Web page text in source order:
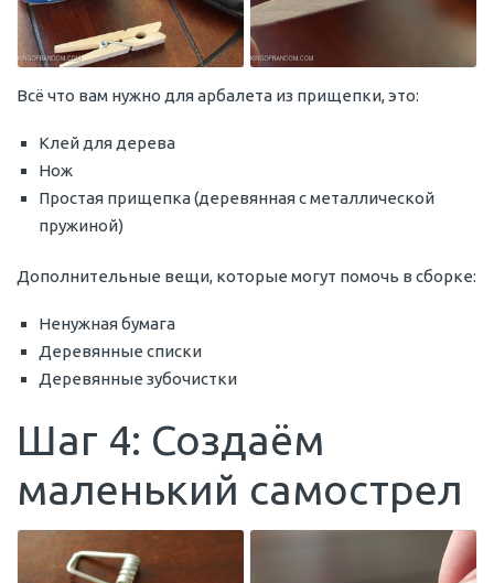
Всё что вам нужно для арбалета из прищепки, это:
Клей для дерева
Нож
Простая прищепка (деревянная с металлической
пружиной)
Дополнительные вещи, которые могут помочь в сборке:
Ненужная бумага
Деревянные списки
Деревянные зубочистки
Шаг 4: Создаём
маленький самострел